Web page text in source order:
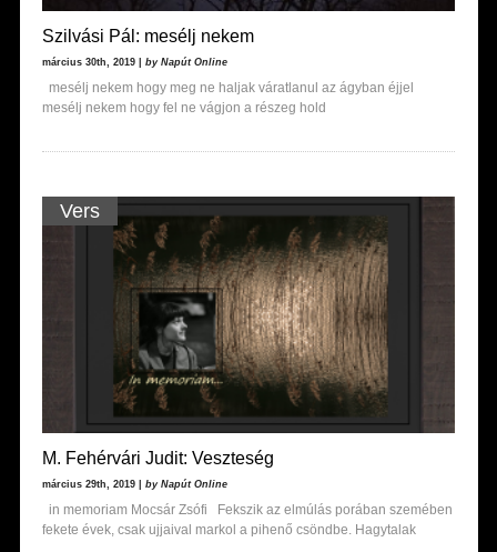
Szilvási Pál: mesélj nekem
március 30th, 2019 | by Napút Online
mesélj nekem hogy meg ne haljak váratlanul az ágyban éjjel
mesélj nekem hogy fel ne vágjon a részeg hold
Vers
M. Fehérvári Judit: Veszteség
március 29th, 2019 | by Napút Online
in memoriam Mocsár Zsófi Fekszik az elmúlás porában szemében
fekete évek, csak ujjaival markol a pihenő csöndbe. Hagytalak